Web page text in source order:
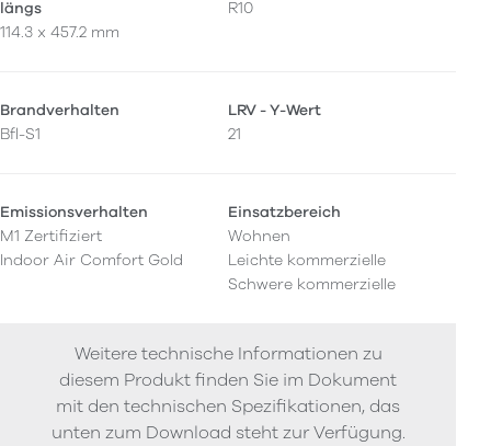
längs
114.3 x 457.2 mm
R10
Brandverhalten
Bfl-S1
LRV - Y-Wert
21
Emissionsverhalten
M1 Zertifiziert
Indoor Air Comfort Gold
Einsatzbereich
Wohnen
Leichte kommerzielle
Schwere kommerzielle
Weitere technische Informationen zu
diesem Produkt finden Sie im Dokument
mit den technischen Spezifikationen, das
unten zum Download steht zur Verfügung.